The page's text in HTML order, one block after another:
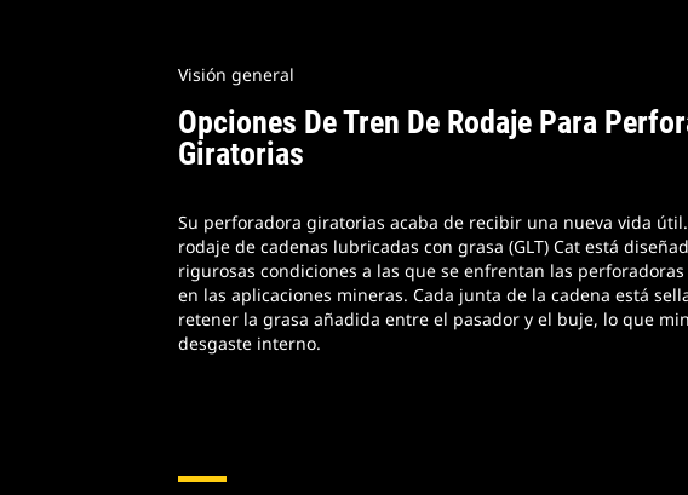
Visión general
Opciones De Tren De Rodaje Para
Giratorias
Su perforadora giratorias acaba de recibir una nueva vida
rodaje de cadenas lubricadas con grasa (GLT) Cat está
rigurosas condiciones a las que se enfrentan las
en las aplicaciones mineras. Cada junta de la cadena está
retener la grasa añadida entre el pasador y el buje, lo que
desgaste interno.